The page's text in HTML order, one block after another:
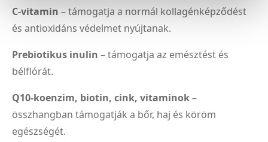
C-vitamin – támogatja a normál kollagénképződést
és antioxidáns védelmet nyújtanak.
Prebiotikus inulin – támogatja az emésztést és
bélflórát.
Q10-koenzim, biotin, cink, vitaminok–
összhangban támogatják a bőr, haj és köröm
egészségét.